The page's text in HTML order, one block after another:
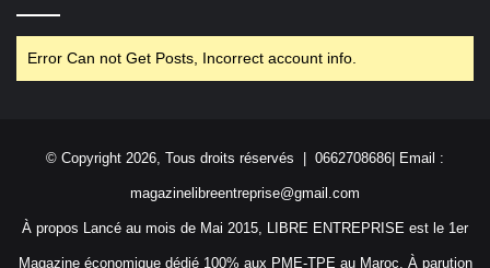
Error Can not Get Posts, Incorrect account info.
© Copyright 2026, Tous droits réservés | 0662708686| Email :
magazinelibreentreprise@gmail.com
À propos Lancé au mois de Mai 2015, LIBRE ENTREPRISE est le 1er
Magazine économique dédié 100% aux PME-TPE au Maroc. À parution